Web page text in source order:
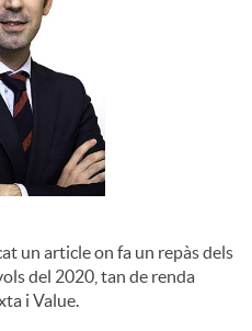
un article on fa un repàs dels
del 2020, tan de renda
i Value.